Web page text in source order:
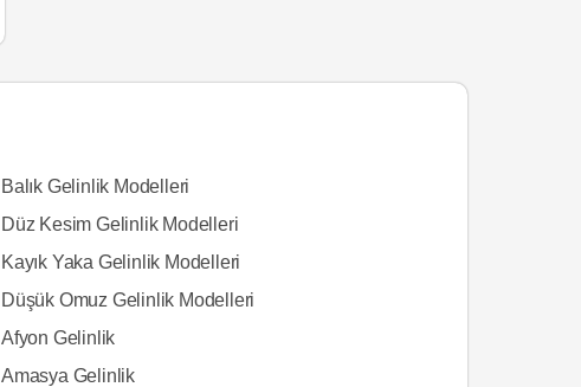
Balık Gelinlik Modelleri
Düz Kesim Gelinlik Modelleri
Kayık Yaka Gelinlik Modelleri
Düşük Omuz Gelinlik Modelleri
Afyon Gelinlik
Amasya Gelinlik